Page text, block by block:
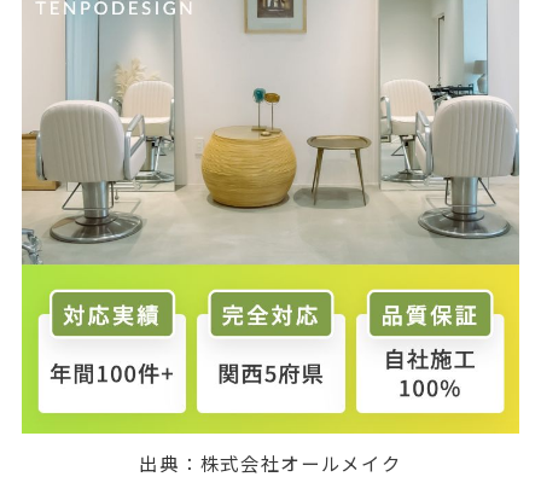
出典： 株式会社オールメイク